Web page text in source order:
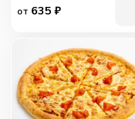
от 635 ₽